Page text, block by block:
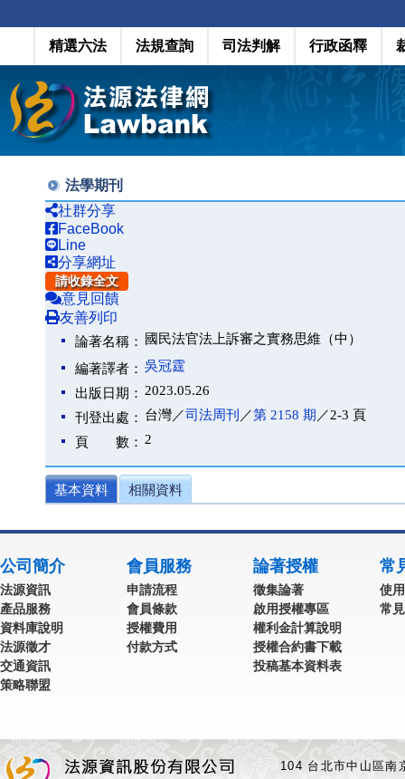
精選六法 法規查詢 司法判解 行政函釋
法學期刊
社群分享
FaceBook
Line
分享網址
請收錄全文
意見回饋
友善列印
論著名稱： 國民法官法上訴審之實務思維（中）
編著譯者： 吳冠霆
出版日期： 2023.05.26
刊登出處： 台灣／司法周刊 ／第 2158 期 ／2-3 頁
頁 數： 2
基本資料 相關資料
公司簡介
法源資訊
產品服務
資料庫說明
法源徵才
交通資訊
策略聯盟
會員服務
申請流程
會員條款
授權費用
付款方式
論著授權
徵集論著
啟用授權專區
權利金計算說明
授權合約書下載
投稿基本資料表
常
使
常
104 台北市中山區